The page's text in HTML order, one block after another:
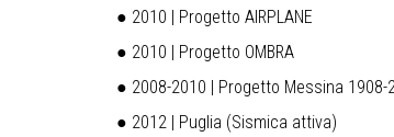
● 2010 | Progetto AIRPLANE
● 2010 | Progetto OMBRA
● 2008-2010 | Progetto Messina 1908-
● 2012 | Puglia (Sismica attiva)